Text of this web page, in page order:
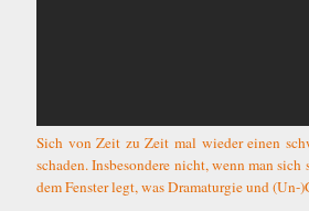
Sich von Zeit zu Zeit mal wieder einen
schaden. Insbesondere nicht, wenn man
dem Fenster legt, was Dramaturgie und